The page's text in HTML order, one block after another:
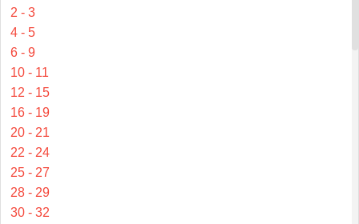
2 - 3
4 - 5
6 - 9
10 - 11
12 - 15
16 - 19
20 - 21
22 - 24
25 - 27
28 - 29
30 - 32